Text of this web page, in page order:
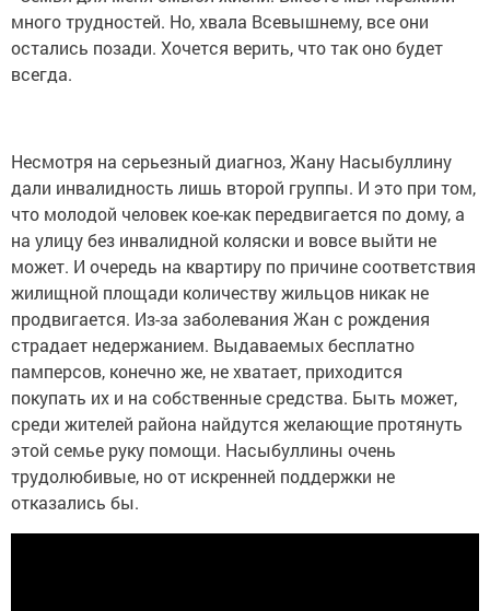
много трудностей. Но, хвала Всевышнему, все они
остались позади. Хочется верить, что так оно будет
всегда.
Несмотря на серьезный диагноз, Жану Насыбуллину
дали инвалидность лишь второй группы. И это при том,
что молодой человек кое-как передвигается по дому, а
на улицу без инвалидной коляски и вовсе выйти не
может. И очередь на квартиру по причине соответствия
жилищной площади количеству жильцов никак не
продвигается. Из-за заболевания Жан с рождения
страдает недержанием. Выдаваемых бесплатно
памперсов, конечно же, не хватает, приходится
покупать их и на собственные средства. Быть может,
среди жителей района найдутся желающие протянуть
этой семье руку помощи. Насыбуллины очень
трудолюбивые, но от искренней поддержки не
отказались бы.